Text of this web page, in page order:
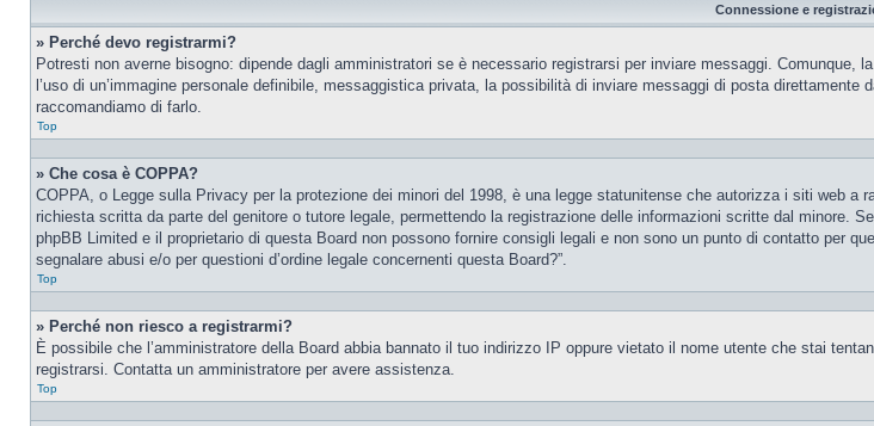
Connessione e
» Perché devo registrarmi?
Potresti non averne bisogno: dipende dagli amministratori se è necessario registrarsi per inviare messaggi.
l’uso di un’immagine personale definibile, messaggistica privata, la possibilità di inviare messaggi di posta
raccomandiamo di farlo.
Top
» Che cosa è COPPA?
COPPA, o Legge sulla Privacy per la protezione dei minori del 1998, è una legge statunitense che autorizza i siti web
richiesta scritta da parte del genitore o tutore legale, permettendo la registrazione delle informazioni scritte dal minore.
phpBB Limited e il proprietario di questa Board non possono fornire consigli legali e non sono un punto di contatto per
segnalare abusi e/o per questioni d’ordine legale concernenti questa Board?”.
Top
» Perché non riesco a registrarmi?
È possibile che l’amministratore della Board abbia bannato il tuo indirizzo IP oppure vietato il nome utente che stai
registrarsi. Contatta un amministratore per avere assistenza.
Top